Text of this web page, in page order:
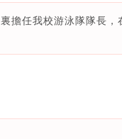
擔任我校游泳隊隊長